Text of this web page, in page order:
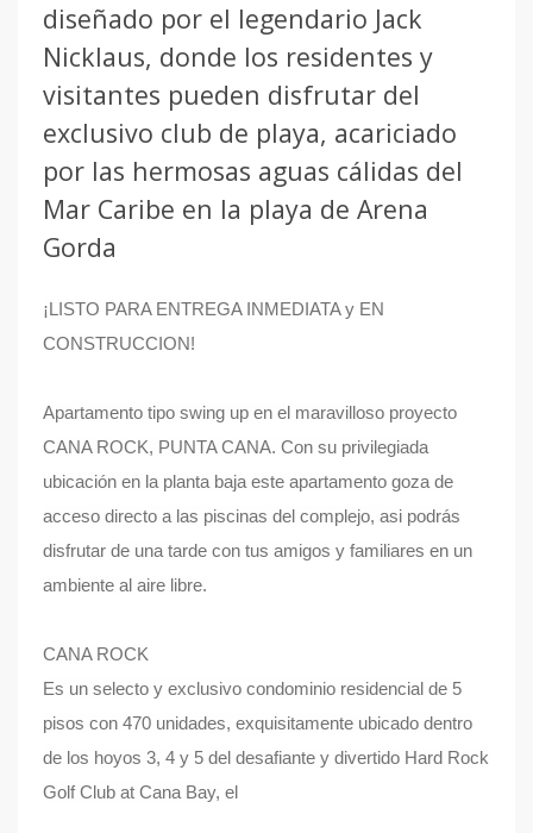
diseñado por el legendario Jack
Nicklaus, donde los residentes y
visitantes pueden disfrutar del
exclusivo club de playa, acariciado
por las hermosas aguas cálidas del
Mar Caribe en la playa de Arena
Gorda
¡LISTO PARA ENTREGA INMEDIATA y EN
CONSTRUCCION!
Apartamento tipo swing up en el maravilloso proyecto
CANA ROCK, PUNTA CANA. Con su privilegiada
ubicación en la planta baja este apartamento goza de
acceso directo a las piscinas del complejo, asi podrás
disfrutar de una tarde con tus amigos y familiares en un
ambiente al aire libre.
CANA ROCK
Es un selecto y exclusivo condominio residencial de 5
pisos con 470 unidades, exquisitamente ubicado dentro
de los hoyos 3, 4 y 5 del desafiante y divertido Hard Rock
Golf Club at Cana Bay, el